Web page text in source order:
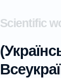
Scientific